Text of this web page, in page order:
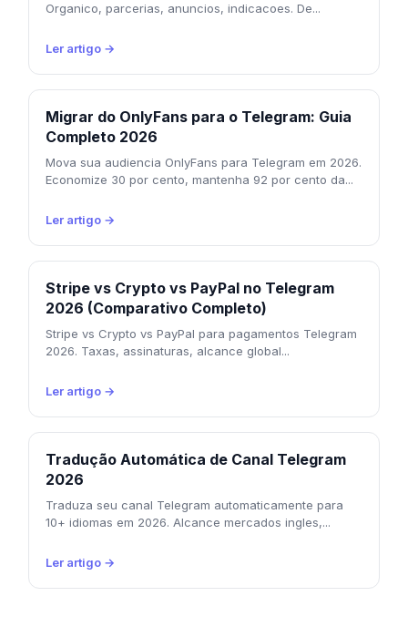
Organico, parcerias, anuncios, indicacoes. De...
Ler artigo →
Migrar do OnlyFans para o Telegram: Guia
Completo 2026
Mova sua audiencia OnlyFans para Telegram em 2026.
Economize 30 por cento, mantenha 92 por cento da...
Ler artigo →
Stripe vs Crypto vs PayPal no Telegram
2026 (Comparativo Completo)
Stripe vs Crypto vs PayPal para pagamentos Telegram
2026. Taxas, assinaturas, alcance global...
Ler artigo →
Tradução Automática de Canal Telegram
2026
Traduza seu canal Telegram automaticamente para
10+ idiomas em 2026. Alcance mercados ingles,...
Ler artigo →